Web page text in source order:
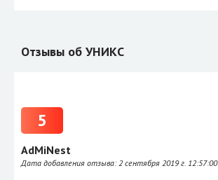
Отзывы об УНИКС
AdMiNest
Дата добавления отзыва: 2 сентября 2019 г. 12:57:00
5